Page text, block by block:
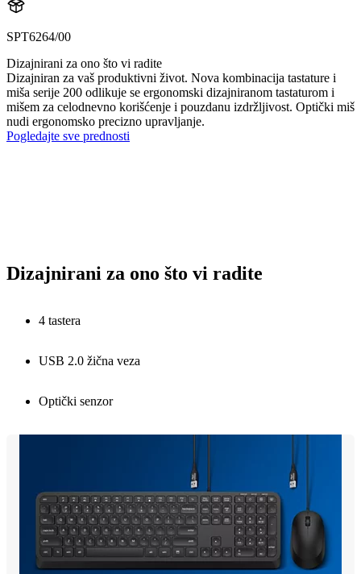
SPT6264/00
Dizajnirani za ono što vi radite
Dizajniran za vaš produktivni život. Nova kombinacija tastature i
miša serije 200 odlikuje se ergonomski dizajniranom tastaturom i
mišem za celodnevno korišćenje i pouzdanu izdržljivost. Optički miš
nudi ergonomsko precizno upravljanje.
Pogledajte sve prednosti
Dizajnirani za ono što vi radite
4 tastera
USB 2.0 žična veza
Optički senzor